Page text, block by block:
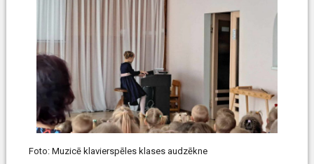
Foto: Muzicē klavierspēles klases audzēkne